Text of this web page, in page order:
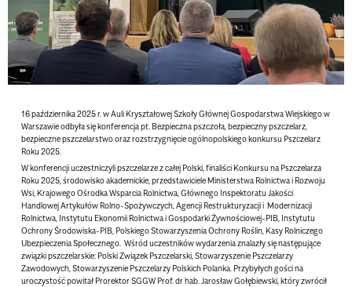
16 października 2025 r. w Auli Kryształowej Szkoły Głównej Gospodarstwa Wiejskiego w
Warszawie odbyła się konferencja pt. Bezpieczna pszczoła, bezpieczny pszczelarz,
bezpieczne pszczelarstwo oraz rozstrzygnięcie ogólnopolskiego konkursu Pszczelarz
Roku 2025.
W konferencji uczestniczyli pszczelarze z całej Polski, finaliści Konkursu na Pszczelarza
Roku 2025, środowisko akademickie, przedstawiciele Ministerstwa Rolnictwa i Rozwoju
Wsi, Krajowego Ośrodka Wsparcia Rolnictwa, Głównego Inspektoratu Jakości
Handlowej Artykułów Rolno-Spożywczych, Agencji Restrukturyzacji i Modernizacji
Rolnictwa, Instytutu Ekonomii Rolnictwa i Gospodarki Żywnościowej-PIB, Instytutu
Ochrony Środowiska-PIB, Polskiego Stowarzyszenia Ochrony Roślin, Kasy Rolniczego
Ubezpieczenia Społecznego. Wśród uczestników wydarzenia znalazły się następujące
związki pszczelarskie: Polski Związek Pszczelarski, Stowarzyszenie Pszczelarzy
Zawodowych, Stowarzyszenie Pszczelarzy Polskich Polanka. Przybyłych gości na
uroczystość powitał Prorektor SGGW Prof. dr hab. Jarosław Gołębiewski, który zwrócił